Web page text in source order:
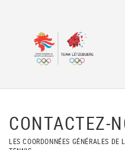
CONTACTEZ-
LES COORDONNÉES GÉNÉRALES